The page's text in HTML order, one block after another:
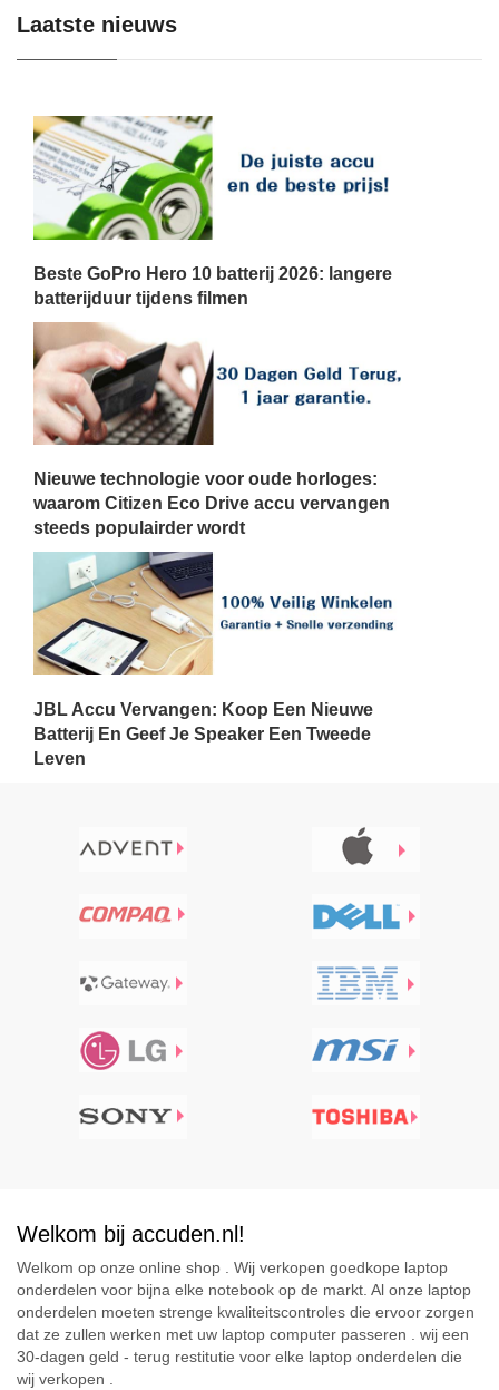
Laatste nieuws
Beste GoPro Hero 10 batterij 2026: langere
batterijduur tijdens filmen
Nieuwe technologie voor oude horloges:
waarom Citizen Eco Drive accu vervangen
steeds populairder wordt
JBL Accu Vervangen: Koop Een Nieuwe
Batterij En Geef Je Speaker Een Tweede
Leven
Welkom bij accuden.nl!
Welkom op onze online shop . Wij verkopen goedkope laptop
onderdelen voor bijna elke notebook op de markt. Al onze laptop
onderdelen moeten strenge kwaliteitscontroles die ervoor zorgen
dat ze zullen werken met uw laptop computer passeren . wij een
30-dagen geld - terug restitutie voor elke laptop onderdelen die
wij verkopen .